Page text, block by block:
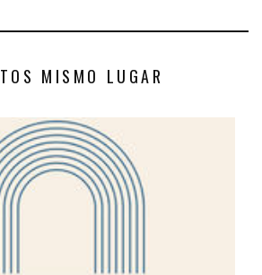
MISMO LUGAR